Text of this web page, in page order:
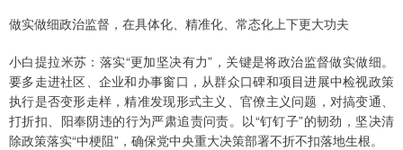
做实做细政治监督，在具体化、精准化、常态化上下更大功夫
小白提拉米苏：落实“更加坚决有力”，关键是将政治监督做实做细。
要多走进社区、企业和办事窗口，从群众口碑和项目进展中检视政策
执行是否变形走样，精准发现形式主义、官僚主义问题，对搞变通、
打折扣、阳奉阴违的行为严肃追责问责。以“钉钉子”的韧劲，坚决清
除政策落实“中梗阻”，确保党中央重大决策部署不折不扣落地生根。